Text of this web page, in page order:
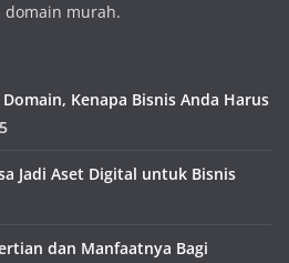
domain murah.
Kenapa Bisnis Anda Harus
Jadi Aset Digital untuk Bisnis
dan Manfaatnya Bagi